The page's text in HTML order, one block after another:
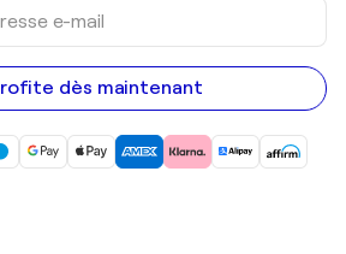
dès maintenant